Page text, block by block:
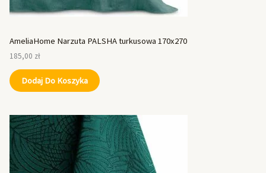
AmeliaHome Narzuta PALSHA turkusowa 170x270
185,00 zł
Dodaj Do Koszyka